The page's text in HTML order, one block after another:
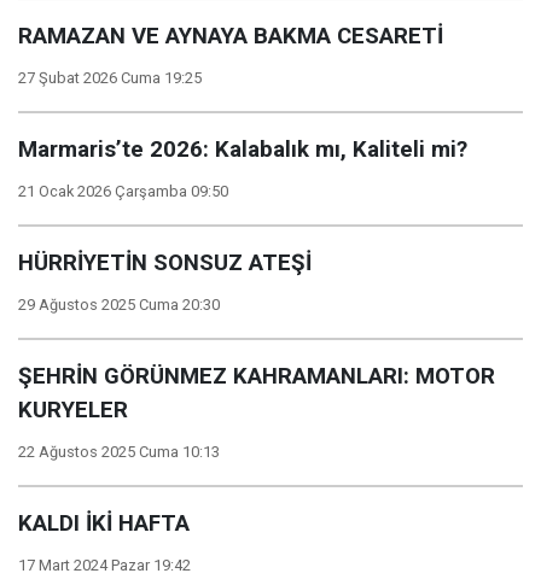
RAMAZAN VE AYNAYA BAKMA CESARETİ
27 Şubat 2026 Cuma 19:25
Marmaris’te 2026: Kalabalık mı, Kaliteli mi?
21 Ocak 2026 Çarşamba 09:50
HÜRRİYETİN SONSUZ ATEŞİ
29 Ağustos 2025 Cuma 20:30
ŞEHRİN GÖRÜNMEZ KAHRAMANLARI: MOTOR
KURYELER
22 Ağustos 2025 Cuma 10:13
KALDI İKİ HAFTA
17 Mart 2024 Pazar 19:42